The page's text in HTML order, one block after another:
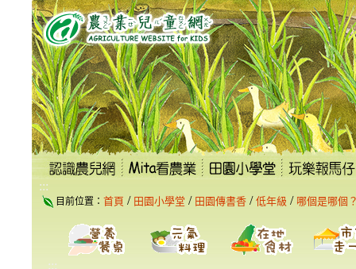
跳
到
主
要
內
容
區
塊
:::
目前位置： 首頁 / 田園小學堂 / 田園傳書香 / 低年級 / 哪個是哪個
:::